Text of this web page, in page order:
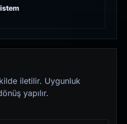
iletilir. Uygunluk
yapılır.